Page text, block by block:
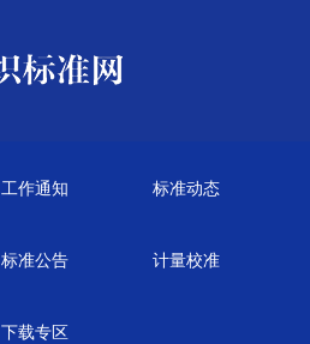
工作通知 标准动态
标准公告 计量校准
下载专区